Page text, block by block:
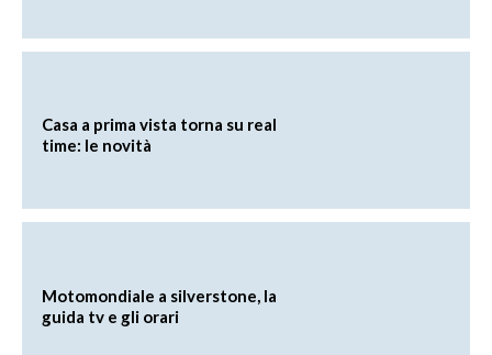
Casa a prima vista torna su real
time: le novità
Motomondiale a silverstone, la
guida tv e gli orari